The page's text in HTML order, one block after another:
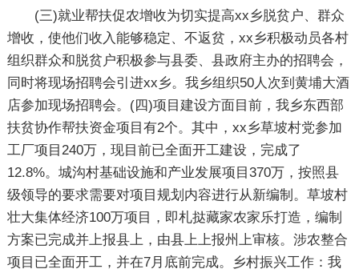
(三)就业帮扶促农增收为切实提高xx乡脱贫户、群众
增收，使他们收入能够稳定、不返贫，xx乡积极动员各村
组织群众和脱贫户积极参与县委、县政府主办的招聘会，
同时将现场招聘会引进xx乡。我乡组织50人次到黄埔大酒
店参加现场招聘会。(四)项目建设方面目前，我乡东西部
扶贫协作帮扶资金项目有2个。其中，xx乡草坡村党参加
工厂项目240万，现目前已全面开工建设，完成了
12.8%。城沟村基础设施和产业发展项目370万，按照县
级领导的要求需要对项目规划内容进行从新编制。草坡村
壮大集体经济100万项目，即札挞藏家农家乐打造，编制
方案已完成并上报县上，由县上上报州上审核。涉农整合
项目已全面开工，并在7月底前完成。乡村振兴工作：我